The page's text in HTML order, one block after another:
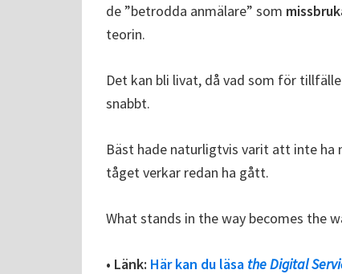
de ”betrodda anmälare” som
teorin.
Det kan bli livat, då vad som för
snabbt.
Bäst hade naturligtvis varit att inte
tåget verkar redan ha gått.
What stands in the way becomes the
• Länk: Här kan du läsa the Digital